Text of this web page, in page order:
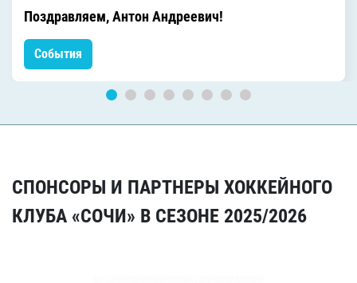
Поздравляем, Антон Андреевич!
События
СПОНСОРЫ И ПАРТНЕРЫ ХОККЕЙНОГО
КЛУБА «СОЧИ» В СЕЗОНЕ 2025/2026